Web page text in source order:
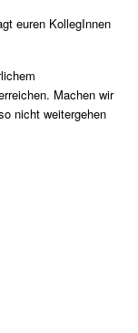
euren KollegInnen
Machen wir
nicht weitergehen